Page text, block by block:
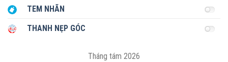
TEM NHÃN
THANH NẸP GÓC
Tháng tám 2026